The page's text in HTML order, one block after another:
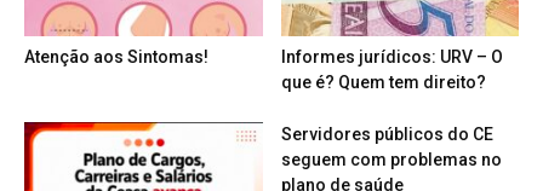
Atenção aos Sintomas!
Informes jurídicos: URV – O
que é? Quem tem direito?
Servidores públicos do CE
seguem com problemas no
plano de saúde